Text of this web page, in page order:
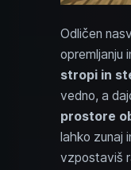
Odličen
opremljanju
stropi in
vedno, a
prostore
lahko zunaj
vzpostaviš